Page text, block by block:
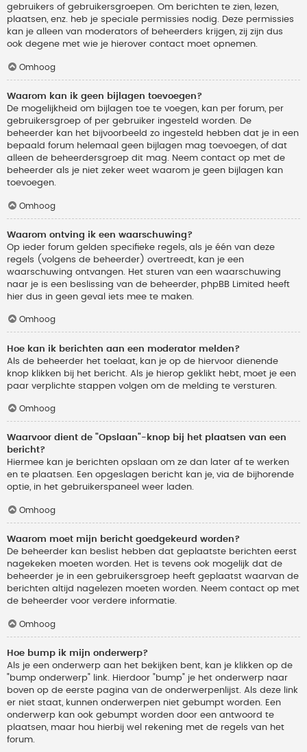
gebruikers of gebruikersgroepen. Om berichten te zien, lezen,
plaatsen, enz. heb je speciale permissies nodig. Deze permissies
kan je alleen van moderators of beheerders krijgen, zij zijn dus
ook degene met wie je hierover contact moet opnemen.
Omhoog
Waarom kan ik geen bijlagen toevoegen?
De mogelijkheid om bijlagen toe te voegen, kan per forum, per
gebruikersgroep of per gebruiker ingesteld worden. De
beheerder kan het bijvoorbeeld zo ingesteld hebben dat je in een
bepaald forum helemaal geen bijlagen mag toevoegen, of dat
alleen de beheerdersgroep dit mag. Neem contact op met de
beheerder als je niet zeker weet waarom je geen bijlagen kan
toevoegen.
Omhoog
Waarom ontving ik een waarschuwing?
Op ieder forum gelden specifieke regels, als je één van deze
regels (volgens de beheerder) overtreedt, kan je een
waarschuwing ontvangen. Het sturen van een waarschuwing
naar je is een beslissing van de beheerder, phpBB Limited heeft
hier dus in geen geval iets mee te maken.
Omhoog
Hoe kan ik berichten aan een moderator melden?
Als de beheerder het toelaat, kan je op de hiervoor dienende
knop klikken bij het bericht. Als je hierop geklikt hebt, moet je een
paar verplichte stappen volgen om de melding te versturen.
Omhoog
Waarvoor dient de "Opslaan"-knop bij het plaatsen van een
bericht?
Hiermee kan je berichten opslaan om ze dan later af te werken
en te plaatsen. Een opgeslagen bericht kan je, via de bijhorende
optie, in het gebruikerspaneel weer laden.
Omhoog
Waarom moet mijn bericht goedgekeurd worden?
De beheerder kan beslist hebben dat geplaatste berichten eerst
nagekeken moeten worden. Het is tevens ook mogelijk dat de
beheerder je in een gebruikersgroep heeft geplaatst waarvan de
berichten altijd nagelezen moeten worden. Neem contact op met
de beheerder voor verdere informatie.
Omhoog
Hoe bump ik mijn onderwerp?
Als je een onderwerp aan het bekijken bent, kan je klikken op de
"bump onderwerp" link. Hierdoor "bump" je het onderwerp naar
boven op de eerste pagina van de onderwerpenlijst. Als deze link
er niet staat, kunnen onderwerpen niet gebumpt worden. Een
onderwerp kan ook gebumpt worden door een antwoord te
plaatsen, maar hou hierbij wel rekening met de regels van het
forum.